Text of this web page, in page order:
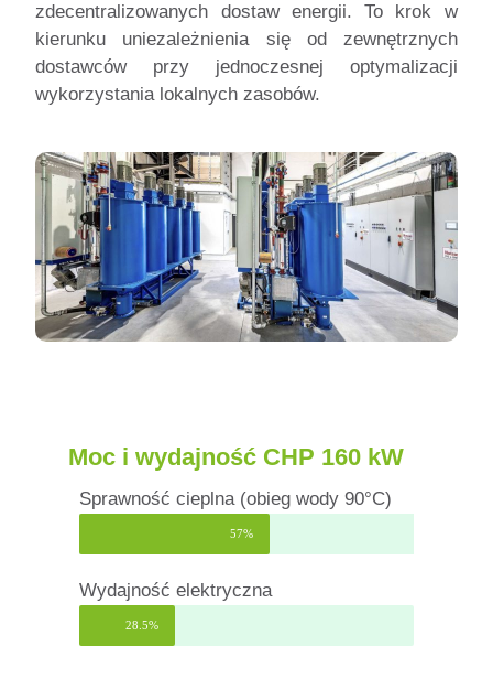
zdecentralizowanych dostaw energii. To krok w
kierunku uniezależnienia się od zewnętrznych
dostawców przy jednoczesnej optymalizacji
wykorzystania lokalnych zasobów.
Moc i wydajność CHP 160 kW
Sprawność cieplna (obieg wody 90°C)
57%
Wydajność elektryczna
28.5%